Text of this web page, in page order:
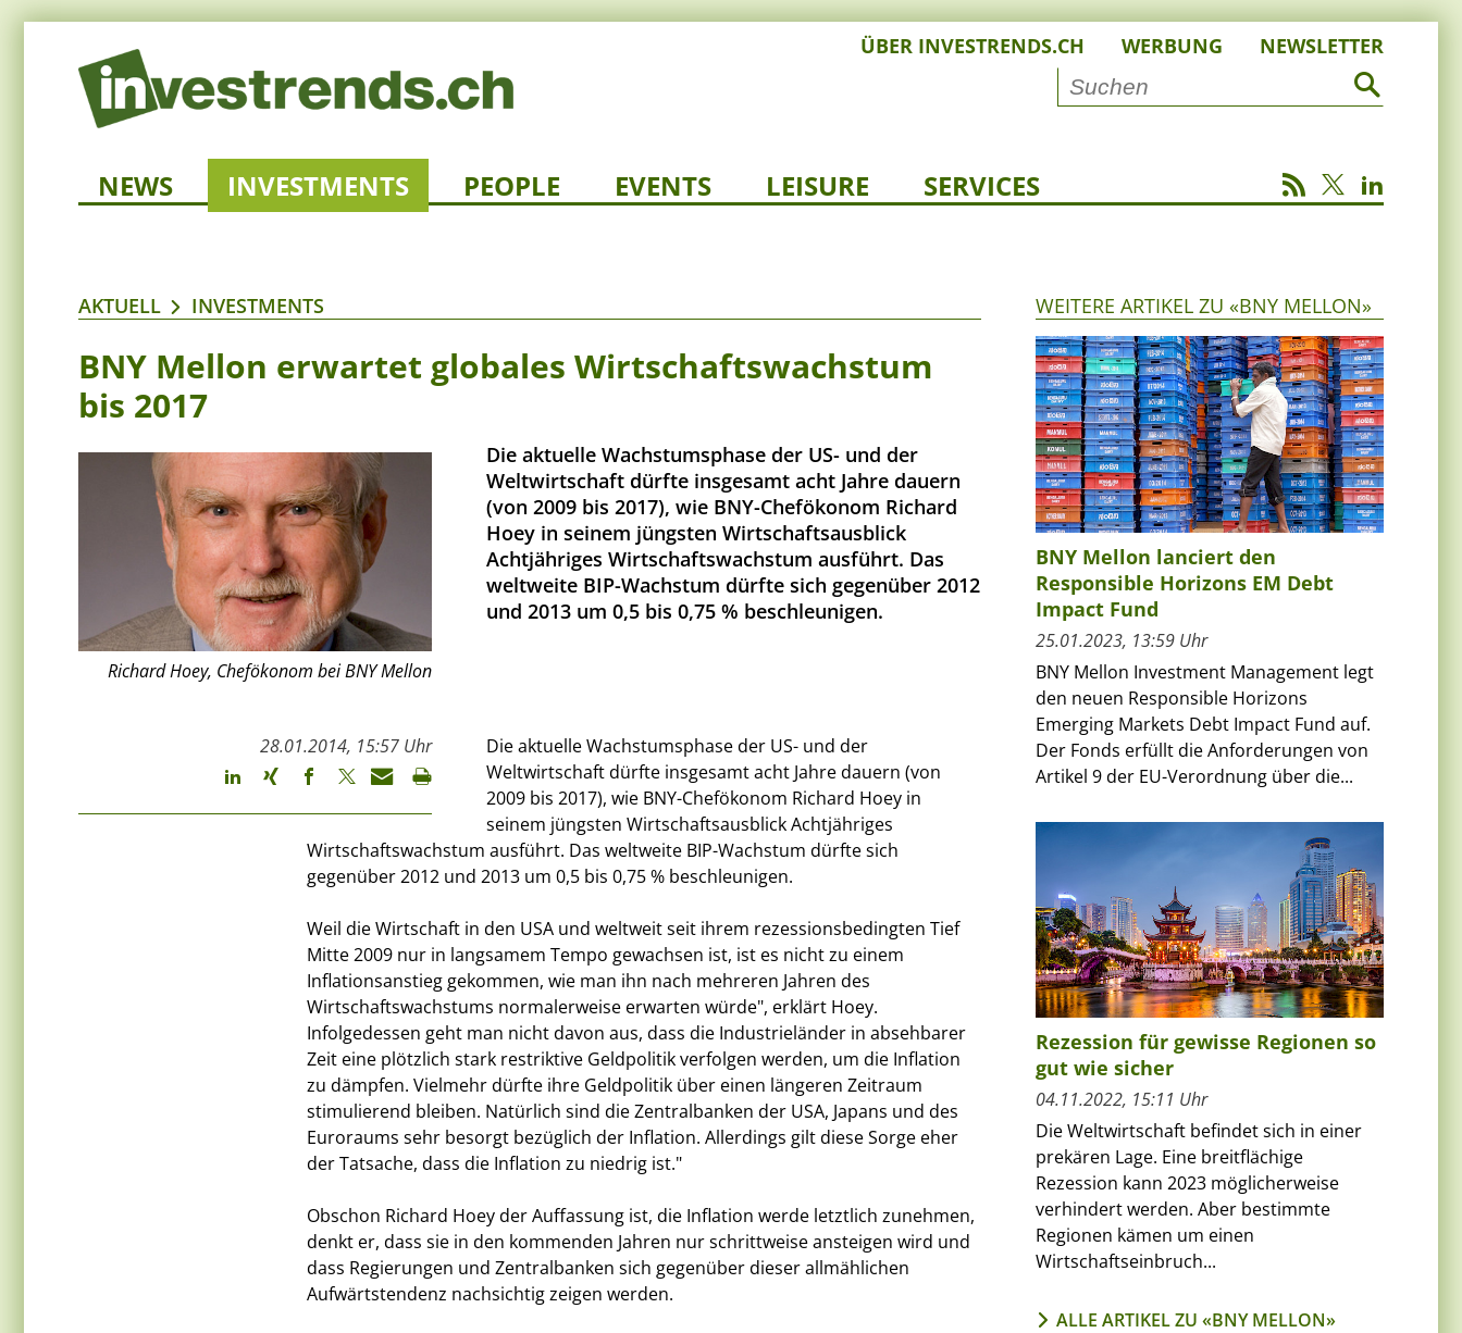
ÜBER INVESTRENDS.CH WERBUNG NEWSLETTER
NEWS INVESTMENTS PEOPLE EVENTS LEISURE SERVICES
AKTUELL INVESTMENTS
BNY Mellon erwartet globales Wirtschaftswachstum
bis 2017
Richard Hoey, Chefökonom bei BNY Mellon
Die aktuelle Wachstumsphase der US- und der
Weltwirtschaft dürfte insgesamt acht Jahre dauern
(von 2009 bis 2017), wie BNY-Chefökonom Richard
Hoey in seinem jüngsten Wirtschaftsausblick
Achtjähriges Wirtschaftswachstum ausführt. Das
weltweite BIP-Wachstum dürfte sich gegenüber 2012
und 2013 um 0,5 bis 0,75 % beschleunigen.
28.01.2014, 15:57 Uhr
Die aktuelle Wachstumsphase der US- und der
Weltwirtschaft dürfte insgesamt acht Jahre dauern (von
2009 bis 2017), wie BNY-Chefökonom Richard Hoey in
seinem jüngsten Wirtschaftsausblick Achtjähriges
Wirtschaftswachstum ausführt. Das weltweite BIP-Wachstum dürfte sich
gegenüber 2012 und 2013 um 0,5 bis 0,75 % beschleunigen.
Weil die Wirtschaft in den USA und weltweit seit ihrem rezessionsbedingten Tief
Mitte 2009 nur in langsamem Tempo gewachsen ist, ist es nicht zu einem
Inflationsanstieg gekommen, wie man ihn nach mehreren Jahren des
Wirtschaftswachstums normalerweise erwarten würde", erklärt Hoey.
Infolgedessen geht man nicht davon aus, dass die Industrieländer in absehbarer
Zeit eine plötzlich stark restriktive Geldpolitik verfolgen werden, um die Inflation
zu dämpfen. Vielmehr dürfte ihre Geldpolitik über einen längeren Zeitraum
stimulierend bleiben. Natürlich sind die Zentralbanken der USA, Japans und des
Euroraums sehr besorgt bezüglich der Inflation. Allerdings gilt diese Sorge eher
der Tatsache, dass die Inflation zu niedrig ist."
Obschon Richard Hoey der Auffassung ist, die Inflation werde letztlich zunehmen,
denkt er, dass sie in den kommenden Jahren nur schrittweise ansteigen wird und
dass Regierungen und Zentralbanken sich gegenüber dieser allmählichen
Aufwärtstendenz nachsichtig zeigen werden.
WEITERE ARTIKEL ZU «BNY MELLON»
BNY Mellon lanciert den
Responsible Horizons EM Debt
Impact Fund
25.01.2023, 13:59 Uhr
BNY Mellon Investment Management legt
den neuen Responsible Horizons
Emerging Markets Debt Impact Fund auf.
Der Fonds erfüllt die Anforderungen von
Artikel 9 der EU-Verordnung über die...
Rezession für gewisse Regionen so
gut wie sicher
04.11.2022, 15:11 Uhr
Die Weltwirtschaft befindet sich in einer
prekären Lage. Eine breitflächige
Rezession kann 2023 möglicherweise
verhindert werden. Aber bestimmte
Regionen kämen um einen
Wirtschaftseinbruch...
ALLE ARTIKEL ZU «BNY MELLON»